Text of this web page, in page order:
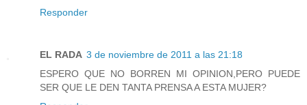
Responder
EL RADA 3 de noviembre de 2011 a las 21:18
ESPERO QUE NO BORREN MI OPINION,PERO PUEDE
SER QUE LE DEN TANTA PRENSA A ESTA MUJER?